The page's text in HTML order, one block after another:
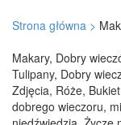
Strona główna >
Makary, Dobry
Tulipany, Dobry
Zdjęcia, Róże,
dobrego wieczoru,